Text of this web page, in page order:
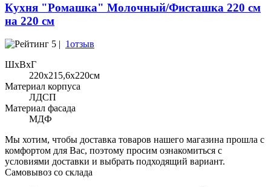
Кухня "Ромашка" Молочный/Фисташка 220 см
на 220 см
5 | 1отзыв
ШхВхГ
220x215,6х220см
Материал корпуса
ЛДСП
Материал фасада
МДФ
Мы хотим, чтобы доставка товаров нашего магазина прошла с
комфортом для Вас, поэтому просим ознакомиться с
условиями доставки и выбрать подходящий вариант.
Самовывоз со склада